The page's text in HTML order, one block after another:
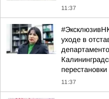
11:37
уходе в
перестановки
11:37